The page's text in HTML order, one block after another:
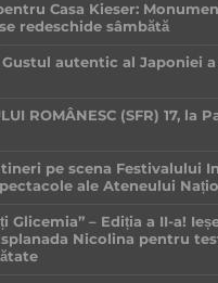
Casa Kieser:
redeschide sâmbătă
Gustul autentic al Japoniei
ROMÂNESC (SFR) 17, la
pe scena Festivalului
ale Ateneului
Glicemia” – Ediția a II-a!
Nicolina pentru